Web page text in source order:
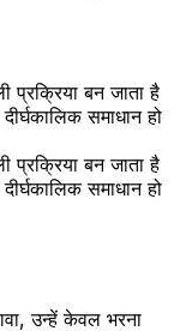
प्रक्रिया बन जाता है
समाधान हो
प्रक्रिया बन जाता है
समाधान हो
उन्हें केवल भरना